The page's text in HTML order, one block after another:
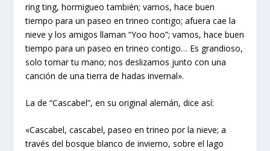
ring ting, hormigueo también; vamos, hace buen
tiempo para un paseo en trineo contigo; afuera cae la
nieve y los amigos llaman “Yoo hoo”; vamos, hace buen
tiempo para un paseo en trineo contigo… Es grandioso,
solo tomar tu mano; nos deslizamos junto con una
canción de una tierra de hadas invernal».
La de “Cascabel”, en su original alemán, dice así:
«Cascabel, cascabel, paseo en trineo por la nieve; a
través del bosque blanco de invierno, sobre el lago